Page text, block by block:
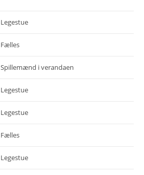
Legestue
Fælles
Spillemænd i verandaen
Legestue
Legestue
Fælles
Legestue